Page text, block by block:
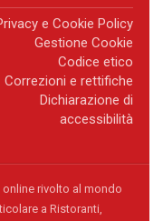
e Cookie Policy
Gestione Cookie
Codice etico
Correzioni e rettifiche
Dichiarazione di
accessibilità
rivolto al mondo
a Ristoranti,